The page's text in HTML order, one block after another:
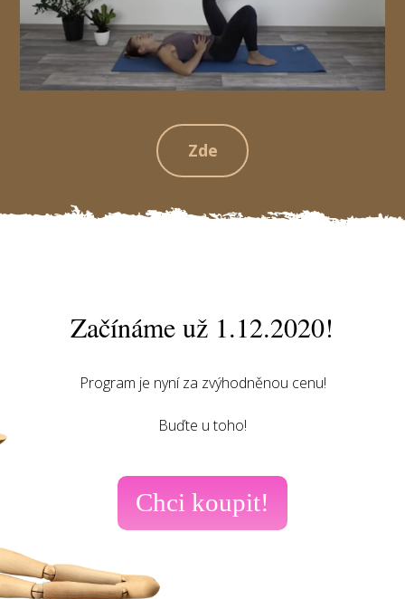
Zde
Začínáme už 1.12.2020!
Program je nyní za zvýhodněnou cenu!
Buďte u toho!
Chci koupit!